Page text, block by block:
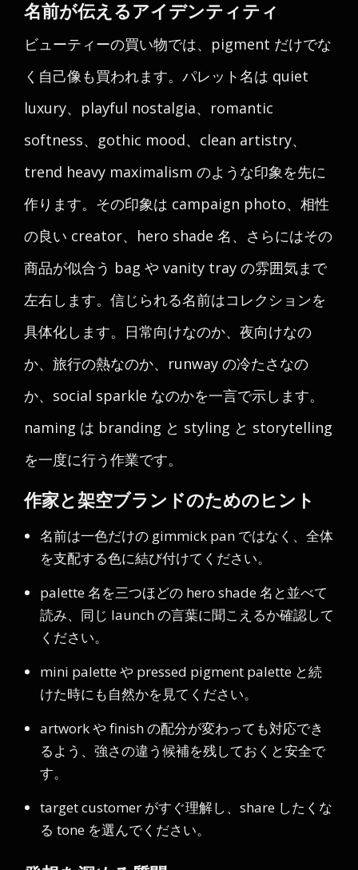
名前が伝えるアイデンティティ
ビューティーの買い物では、pigment だけでな
く自己像も買われます。パレット名は quiet
luxury、playful nostalgia、romantic
softness、gothic mood、clean artistry、
trend heavy maximalism のような印象を先に
作ります。その印象は campaign photo、相性
の良い creator、hero shade 名、さらにはその
商品が似合う bag や vanity tray の雰囲気まで
左右します。信じられる名前はコレクションを
具体化します。日常向けなのか、夜向けなの
か、旅行の熱なのか、runway の冷たさなの
か、social sparkle なのかを一言で示します。
naming は branding と styling と storytelling
を一度に行う作業です。
作家と架空ブランドのためのヒント
名前は一色だけの gimmick pan ではなく、全体
を支配する色に結び付けてください。
palette 名を三つほどの hero shade 名と並べて
読み、同じ launch の言葉に聞こえるか確認して
ください。
mini palette や pressed pigment palette と続
けた時にも自然かを見てください。
artwork や finish の配分が変わっても対応でき
るよう、強さの違う候補を残しておくと安全で
す。
target customer がすぐ理解し、share したくな
る tone を選んでください。